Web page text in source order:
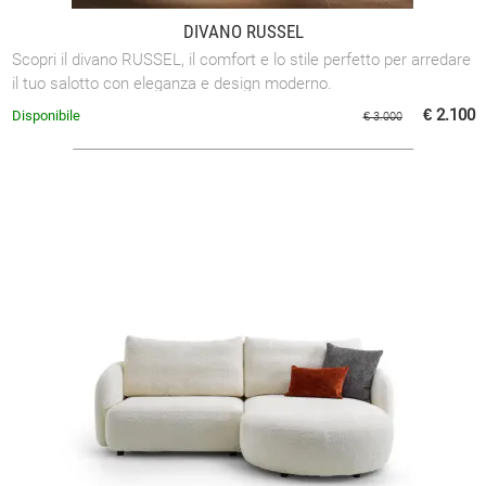
DIVANO RUSSEL
Scopri il divano RUSSEL, il comfort e lo stile perfetto per arredare
il tuo salotto con eleganza e design moderno.
€ 3.000 € 2.100
Disponibile